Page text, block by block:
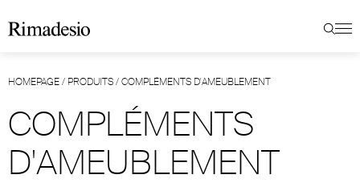
HOMEPAGE/ PRODUITS/COMPLÉMENTS D'AMEUBLEMENT
COMPLÉMENTS
D'AMEUBLEMENT